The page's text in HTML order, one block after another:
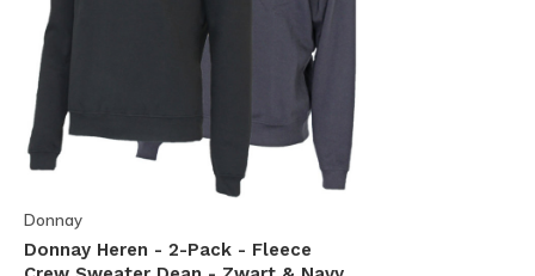
Donnay
Donnay Heren - 2-Pack - Fleece